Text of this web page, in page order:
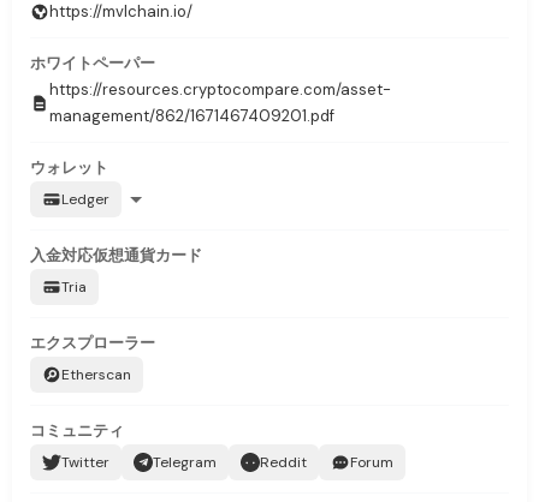
https://mvlchain.io/
ホワイトペーパー
https://resources.cryptocompare.com/asset-
management/862/1671467409201.pdf
ウォレット
Ledger
入金対応仮想通貨カード
Tria
エクスプローラー
Etherscan
コミュニティ
Twitter Telegram Reddit Forum